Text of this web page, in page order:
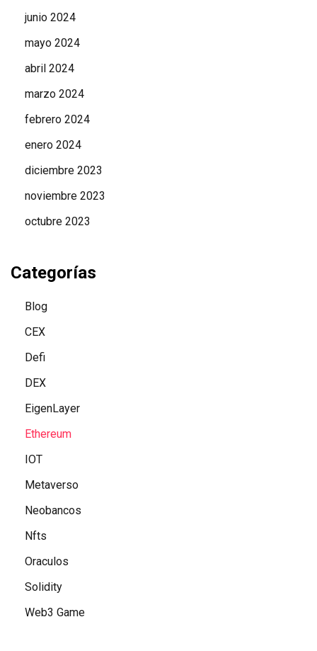
junio 2024
mayo 2024
abril 2024
marzo 2024
febrero 2024
enero 2024
diciembre 2023
noviembre 2023
octubre 2023
Categorías
Blog
CEX
Defi
DEX
EigenLayer
Ethereum
IOT
Metaverso
Neobancos
Nfts
Oraculos
Solidity
Web3 Game